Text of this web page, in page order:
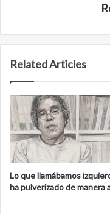
Related Articles
Lo que llamábamos
ha pulverizado de manera